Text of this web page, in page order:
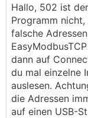
Hallo, 502 ist
Programm
falsche
dann auf
du mal einzelne
auslesen.
die Adressen
auf einen USB-